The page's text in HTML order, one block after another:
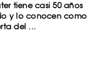
tiene casi 50 años
y lo conocen como
del ...